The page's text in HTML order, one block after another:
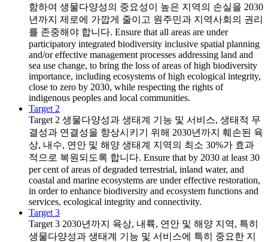
함하여 생물다양성의 중요성이 높은 지역의 손실을 2030
년까지 제로에 가깝게 줄이고 원주민과 지역사회의 권리
를 존중해야 합니다. Ensure that all areas are under
participatory integrated biodiversity inclusive spatial planning
and/or effective management processes addressing land and
sea use change, to bring the loss of areas of high biodiversity
importance, including ecosystems of high ecological integrity,
close to zero by 2030, while respecting the rights of
indigenous peoples and local communities.
Target 2
Target 2 생물다양성과 생태계 기능 및 서비스, 생태적 무
결성과 연결성을 향상시키기 위해 2030년까지 훼손된 육
상, 내수, 연안 및 해양 생태계 지역의 최소 30%가 효과
적으로 복원되도록 합니다. Ensure that by 2030 at least 30
per cent of areas of degraded terrestrial, inland water, and
coastal and marine ecosystems are under effective restoration,
in order to enhance biodiversity and ecosystem functions and
services, ecological integrity and connectivity.
Target 3
Target 3 2030년까지 육상, 내륙, 연안 및 해양 지역, 특히
생물다양성과 생태계 기능 및 서비스에 특히 중요한 지